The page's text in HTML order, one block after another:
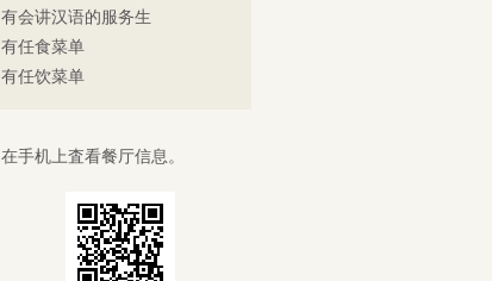
有会讲汉语的服务生
有任食菜单
有任饮菜单
在手机上査看餐厅信息。